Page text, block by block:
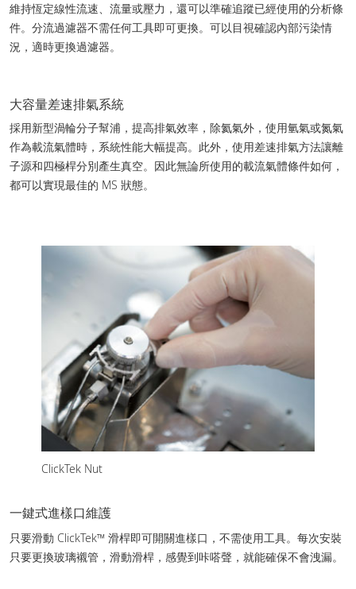
維持恆定線性流速、流量或壓力，還可以準確追蹤已經使用的分析條
件。分流過濾器不需任何工具即可更換。可以目視確認內部污染情
況，適時更換過濾器。
大容量差速排氣系統
採用新型渦輪分子幫浦，提高排氣效率，除氦氣外，使用氫氣或氮氣
作為載流氣體時，系統性能大幅提高。此外，使用差速排氣方法讓離
子源和四極桿分別產生真空。因此無論所使用的載流氣體條件如何，
都可以實現最佳的 MS 狀態。
ClickTek Nut
一鍵式進樣口維護
只要滑動 ClickTek™ 滑桿即可開關進樣口，不需使用工具。每次安裝
只要更換玻璃襯管，滑動滑桿，感覺到咔嗒聲，就能確保不會洩漏。